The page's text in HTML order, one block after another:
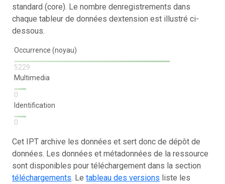
standard (core). Le nombre denregistrements dans
chaque tableur de données dextension est illustré ci-
dessous.
Occurrence (noyau)
5229
Multimedia
0
Identification
0
Cet IPT archive les données et sert donc de dépôt de
données. Les données et métadonnées de la ressource
sont disponibles pour téléchargement dans la section
téléchargements. Le tableau des versions liste les